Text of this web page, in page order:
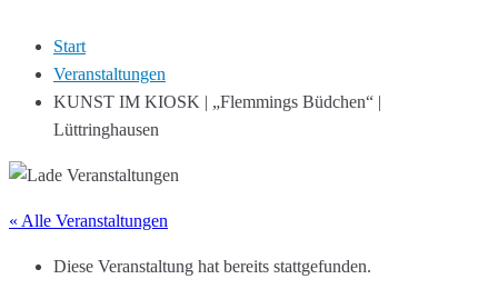
Start
Veranstaltungen
KUNST IM KIOSK | „Flemmings Büdchen“ |
Lüttringhausen
« Alle Veranstaltungen
Diese Veranstaltung hat bereits stattgefunden.